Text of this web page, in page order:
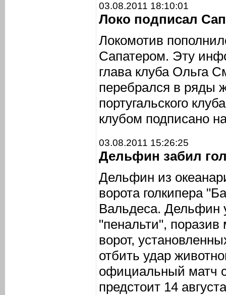
03.08.2011 18:10:01
Локо подписал
Локомотив
Сапатером. Эту
глава клуба Ольга
перебрался в ряды
португальского
клубом подписано
03.08.2011 15:26:25
Дельфин забил
Дельфин из
ворота голкипера
Вальдеса. Дельфин
"пенальти",
ворот,
отбить удар
официальный матч
предстоит 14